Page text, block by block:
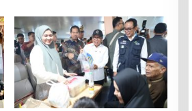
Curanmor